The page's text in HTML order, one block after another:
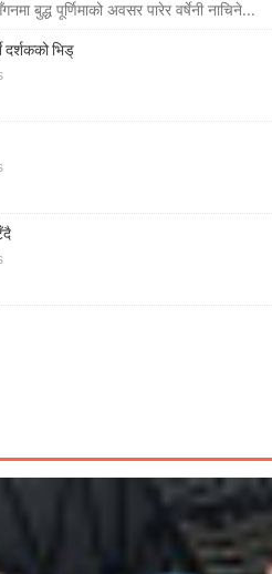
बुद्ध पूर्णिमाको अवसर पारेर वर्षेनी नाचिने...
दर्शकको भिड्